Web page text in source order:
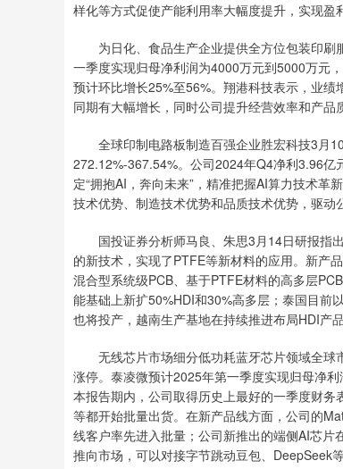
样化等方式促使产能利用率大幅度提升，实现盈
为日化、食品生产企业提供全方位包装印刷
一季度实现归母净利润为4000万元到5000万元
预计环比增长25%至56%。翔港科技表示，业
同期有大幅增长，同时公司提升经营效率和产品
全球印制电路板制造百强企业胜宏科技3月
272.12%-367.54%。公司2024年Q4净利3.96
定“拥抱AI，奔向未来”，精准把握AI算力技术
技术优势、制造技术优势和品质技术优势，驱动
国投证券分析师马良、朱思3月14日研报指出
的新技术，实现了PTFE等新材料的应用。新产
混合型系统级PCB、基于PTFE材料的高多层
能基础上新扩50%HDI和30%高多层；泰国目前
也将投产，越南生产基地在持续推进布局HDI产品
无线芯片市场细分低功耗蓝牙芯片领域全球
涨停。泰凌微预计2025年第一季度实现归母净
本报告期内，公司取得历史上最好的一季度财
等都开始批量出货。在新产品线方面，公司的
线客户率先进入批量；公司新推出的端侧AI芯
推向市场，可以对接字节跳动豆包、DeepSeek